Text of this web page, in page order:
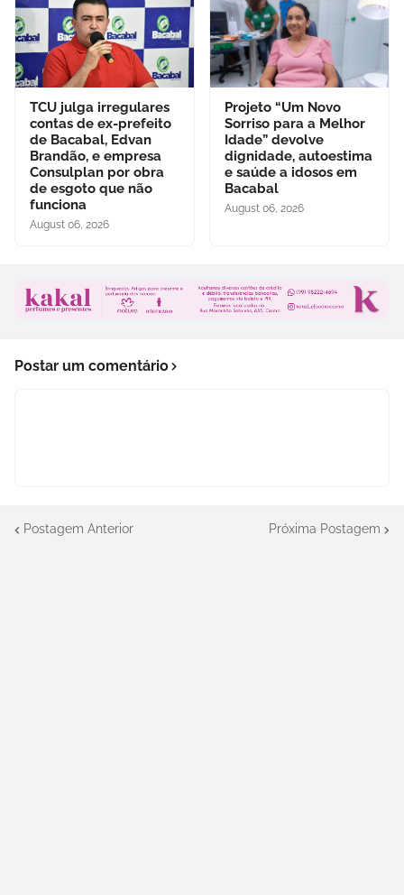
TCU julga irregulares
contas de ex-prefeito
de Bacabal, Edvan
Brandão, e empresa
Consulplan por obra
de esgoto que não
funciona
August 06, 2026
Projeto “Um Novo
Sorriso para a Melhor
Idade” devolve
dignidade, autoestima
e saúde a idosos em
Bacabal
August 06, 2026
Postar um comentário
Postagem Anterior Próxima Postagem